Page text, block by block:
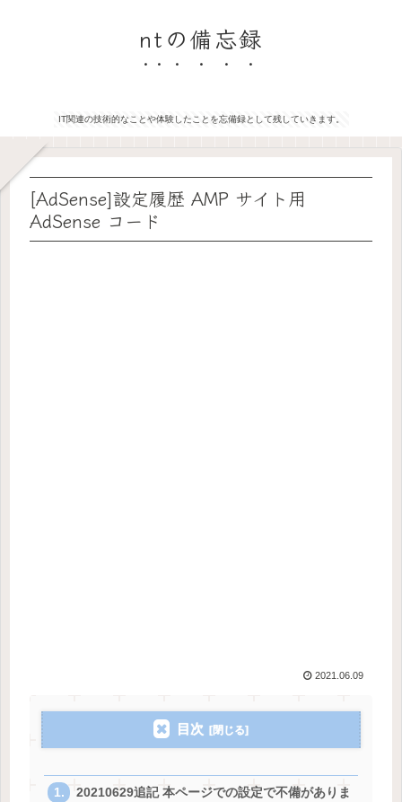
ntの備忘録
IT関連の技術的なことや体験したことを忘備録として残していきます。
[AdSense]設定履歴 AMP サイト用
AdSense コード
2021.06.09
目次
20210629追記 本ページでの設定で不備がありま